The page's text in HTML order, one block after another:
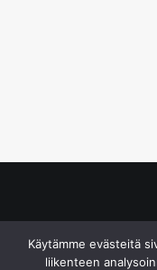
Käytämme evästeitä
liikenteen